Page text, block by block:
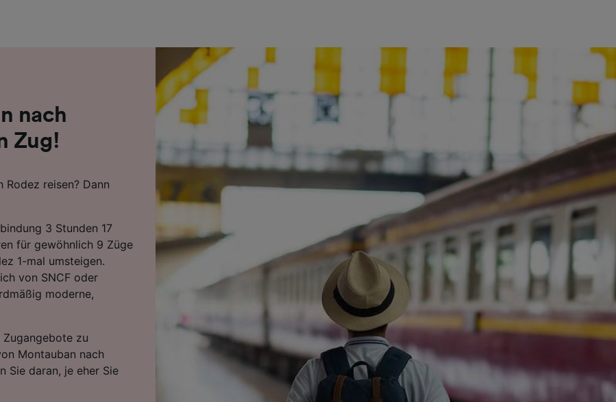
nach
Zug!
reisen? Dann
3 Stunden 17
für gewöhnlich 9 Züge
1-mal umsteigen.
von SNCF oder
moderne,
zu
Montauban nach
Sie daran, je eher Sie